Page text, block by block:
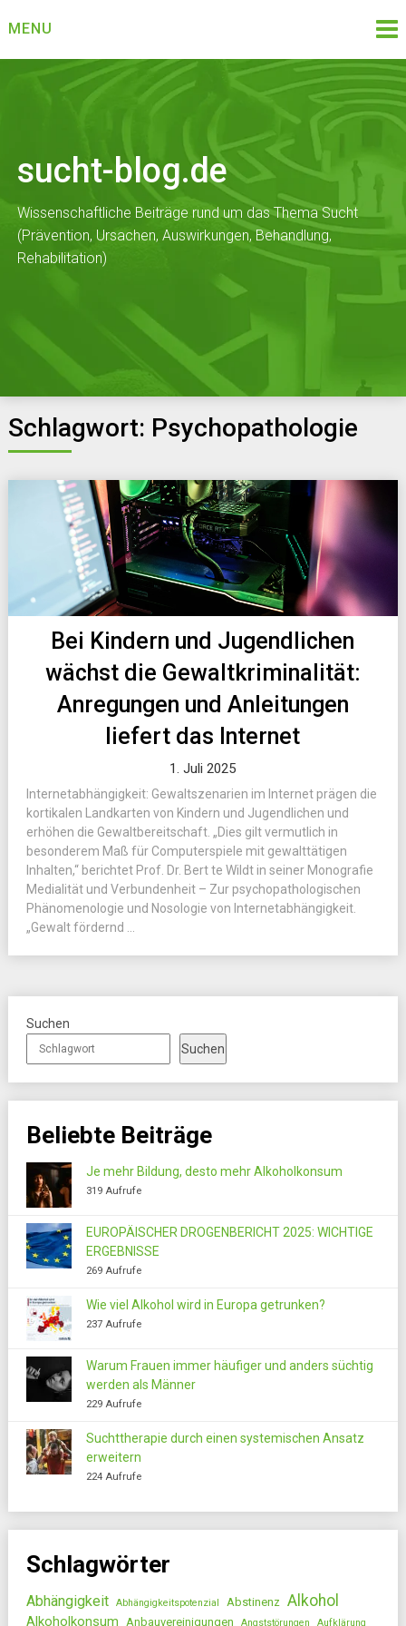
toMENU
sucht-blog.de
Wissenschaftliche Beiträge rund um das Thema Sucht
(Prävention, Ursachen, Auswirkungen, Behandlung,
Rehabilitation)
Schlagwort: Psychopathologie
Bei Kindern und Jugendlichen
wächst die Gewaltkriminalität:
Anregungen und Anleitungen
liefert das Internet
1. Juli 2025
Internetabhängigkeit: Gewaltszenarien im Internet prägen die
kortikalen Landkarten von Kindern und Jugendlichen und
erhöhen die Gewaltbereitschaft. „Dies gilt vermutlich in
besonderem Maß für Computerspiele mit gewalttätigen
Inhalten,“ berichtet Prof. Dr. Bert te Wildt in seiner Monografie
Medialität und Verbundenheit – Zur psychopathologischen
Phänomenologie und Nosologie von Internetabhängigkeit.
„Gewalt fördernd ...
Suchen
Suchen
Beliebte Beiträge
Je mehr Bildung, desto mehr Alkoholkonsum
319 Aufrufe
EUROPÄISCHER DROGENBERICHT 2025: WICHTIGE
ERGEBNISSE
269 Aufrufe
Wie viel Alkohol wird in Europa getrunken?
237 Aufrufe
Warum Frauen immer häufiger und anders süchtig
werden als Männer
229 Aufrufe
Suchttherapie durch einen systemischen Ansatz
erweitern
224 Aufrufe
Schlagwörter
Abhängigkeit Abhängigkeitspotenzial Abstinenz Alkohol
Alkoholkonsum Anbauvereinigungen Angststörungen Aufklärung